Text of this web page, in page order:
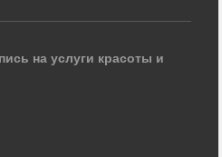
на услуги красоты и